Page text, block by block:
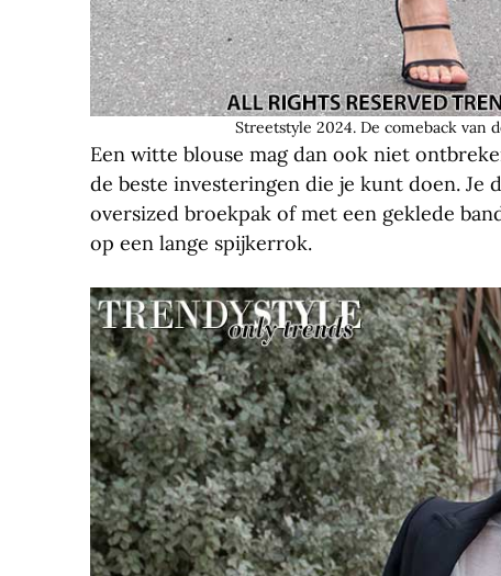
Streetstyle 2024. De comeback van
Een witte blouse mag dan ook niet
de beste investeringen die je kunt doen. Je
oversized broekpak of met een geklede
op een lange spijkerrok.